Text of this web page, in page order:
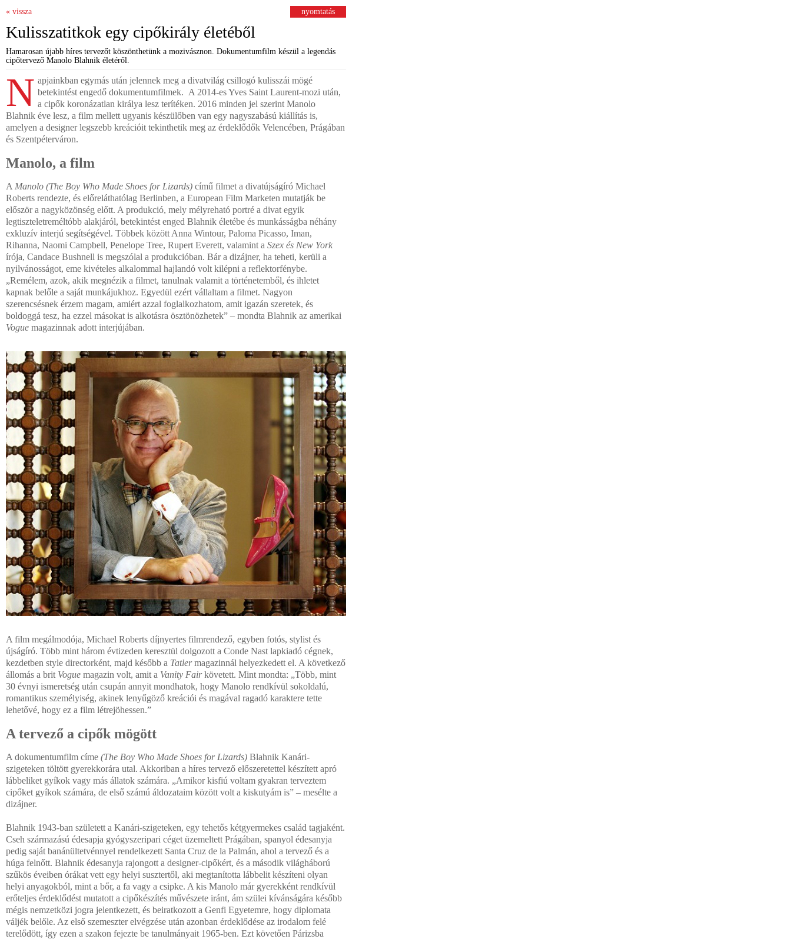
« vissza nyomtatás
Kulisszatitkok egy cipőkirály életéből
Hamarosan újabb híres tervezőt köszönthetünk a mozivásznon. Dokumentumfilm készül a legendás
cipőtervező Manolo Blahnik életéről.
N apjainkban egymás után jelennek meg a divatvilág csillogó kulisszái mögé
betekintést engedő dokumentumfilmek. A 2014-es Yves Saint Laurent-mozi után,
a cipők koronázatlan királya lesz terítéken. 2016 minden jel szerint Manolo
Blahnik éve lesz, a film mellett ugyanis készülőben van egy nagyszabású kiállítás is,
amelyen a designer legszebb kreációit tekinthetik meg az érdeklődők Velencében, Prágában
és Szentpéterváron.
Manolo, a film
A Manolo (The Boy Who Made Shoes for Lizards) című filmet a divatújságíró Michael
Roberts rendezte, és előreláthatólag Berlinben, a European Film Marketen mutatják be
először a nagyközönség előtt. A produkció, mely mélyreható portré a divat egyik
legtiszteletreméltóbb alakjáról, betekintést enged Blahnik életébe és munkásságba néhány
exkluzív interjú segítségével. Többek között Anna Wintour, Paloma Picasso, Iman,
Rihanna, Naomi Campbell, Penelope Tree, Rupert Everett, valamint a Szex és New York
írója, Candace Bushnell is megszólal a produkcióban. Bár a dizájner, ha teheti, kerüli a
nyilvánosságot, eme kivételes alkalommal hajlandó volt kilépni a reflektorfénybe.
„Remélem, azok, akik megnézik a filmet, tanulnak valamit a történetemből, és ihletet
kapnak belőle a saját munkájukhoz. Egyedül ezért vállaltam a filmet. Nagyon
szerencsésnek érzem magam, amiért azzal foglalkozhatom, amit igazán szeretek, és
boldoggá tesz, ha ezzel másokat is alkotásra ösztönözhetek” – mondta Blahnik az amerikai
Vogue magazinnak adott interjújában.
A film megálmodója, Michael Roberts díjnyertes filmrendező, egyben fotós, stylist és
újságíró. Több mint három évtizeden keresztül dolgozott a Conde Nast lapkiadó cégnek,
kezdetben style directorként, majd később a Tatlermagazinnál helyezkedett el. A következő
állomás a brit Vogue magazin volt, amit a Vanity Fairkövetett. Mint mondta: „Több, mint
30 évnyi ismeretség után csupán annyit mondhatok, hogy Manolo rendkívül sokoldalú,
romantikus személyiség, akinek lenyűgöző kreációi és magával ragadó karaktere tette
lehetővé, hogy ez a film létrejöhessen.”
A tervező a cipők mögött
A dokumentumfilm címe (The Boy Who Made Shoes for Lizards) Blahnik Kanári-
szigeteken töltött gyerekkorára utal. Akkoriban a híres tervező előszeretettel készített apró
lábbeliket gyíkok vagy más állatok számára. „Amikor kisfiú voltam gyakran terveztem
cipőket gyíkok számára, de első számú áldozataim között volt a kiskutyám is” – mesélte a
dizájner.
Blahnik 1943-ban született a Kanári-szigeteken, egy tehetős kétgyermekes család tagjaként.
Cseh származású édesapja gyógyszeripari céget üzemeltett Prágában, spanyol édesanyja
pedig saját banánültetvénnyel rendelkezett Santa Cruz de la Palmán, ahol a tervező és a
húga felnőtt. Blahnik édesanyja rajongott a designer-cipőkért, és a második világháború
szűkös éveiben órákat vett egy helyi susztertől, aki megtanította lábbelit készíteni olyan
helyi anyagokból, mint a bőr, a fa vagy a csipke. A kis Manolo már gyerekként rendkívül
erőteljes érdeklődést mutatott a cipőkészítés művészete iránt, ám szülei kívánságára később
mégis nemzetközi jogra jelentkezett, és beiratkozott a Genfi Egyetemre, hogy diplomata
váljék belőle. Az első szemeszter elvégzése után azonban érdeklődése az irodalom felé
terelődött, így ezen a szakon fejezte be tanulmányait 1965-ben. Ezt követően Párizsba